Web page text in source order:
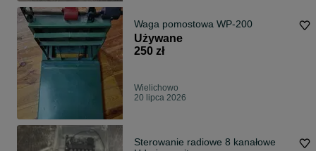
Waga pomostowa WP-200
Używane
250 zł
Wielichowo
20 lipca 2026
Sterowanie radiowe 8 kanałowe